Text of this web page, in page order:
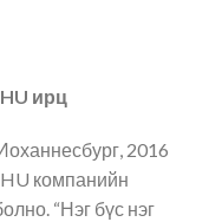
ирц
2016
компанийн
“Нэг бүс нэг